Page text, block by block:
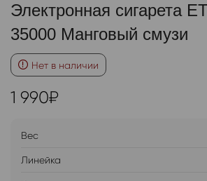
Электронная сигарета
35000 Манговый смузи
Нет в наличии
1 990₽
Вес
Линейка